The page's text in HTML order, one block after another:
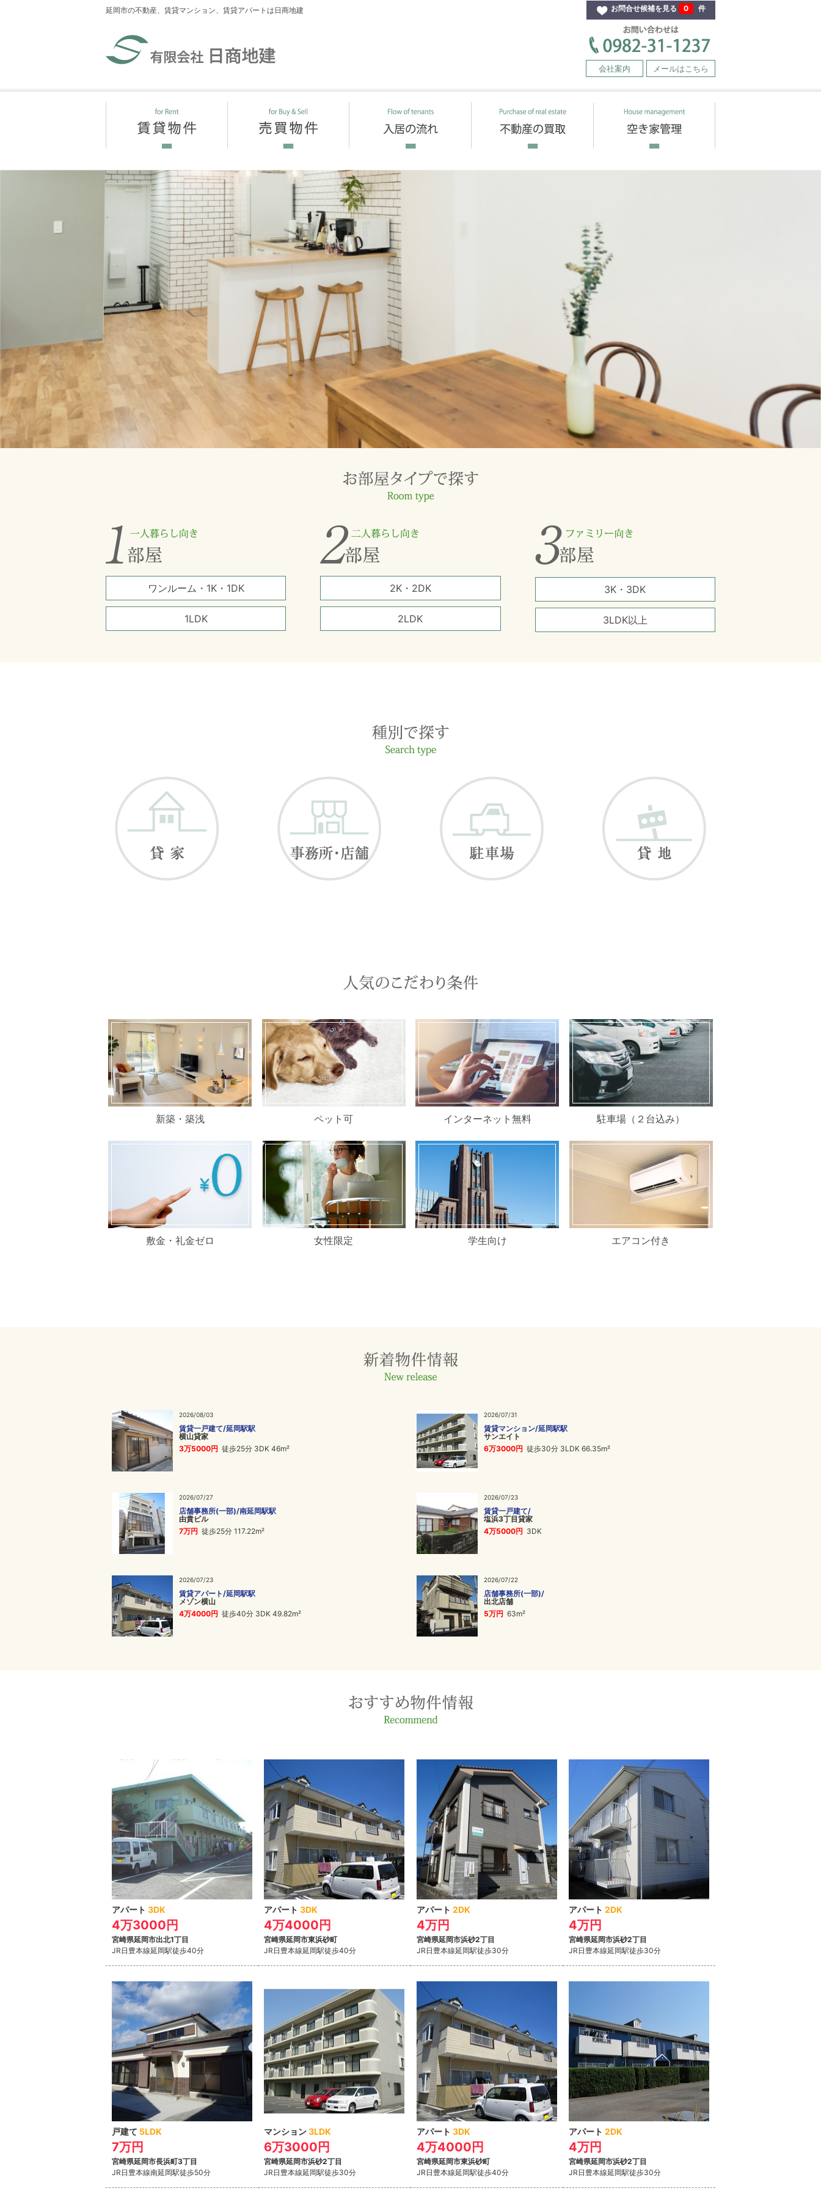
延岡市の不動産、賃貸マンション、賃貸アパートは日商地建 お問合せ候補を見る 0 件
会社案内 メールはこちら
ワンルーム・1K・1DK
1LDK
2K・2DK
2LDK
3K・3DK
3LDK以上
新築・築浅 ペット可 インターネット無料 駐車場（２台込み）
敷金・礼金ゼロ 女性限定 学生向け エアコン付き
2026/08/03
賃貸一戸建て/延岡駅駅
横山貸家
3万5000円 徒歩25分 3DK 46m²
2026/07/31
賃貸マンション/延岡駅駅
サンエイト
6万3000円 徒歩30分 3LDK 66.35m²
2026/07/27
店舗事務所(一部)/南延岡駅駅
由貴ビル
7万円 徒歩25分 117.22m²
2026/07/23
賃貸一戸建て/
塩浜3丁目貸家
4万5000円 3DK
2026/07/23
賃貸アパート/延岡駅駅
メゾン横山
4万4000円 徒歩40分 3DK 49.82m²
2026/07/22
店舗事務所(一部)/
出北店舗
5万円 63m²
アパート 3DK
4万3000円
宮崎県延岡市出北1丁目
JR日豊本線延岡駅徒歩40分
アパート 3DK
4万4000円
宮崎県延岡市東浜砂町
JR日豊本線延岡駅徒歩40分
アパート 2DK
4万円
宮崎県延岡市浜砂2丁目
JR日豊本線延岡駅徒歩30分
アパート 2DK
4万円
宮崎県延岡市浜砂2丁目
JR日豊本線延岡駅徒歩30分
戸建て 5LDK
7万円
宮崎県延岡市長浜町3丁目
JR日豊本線南延岡駅徒歩50分
マンション 3LDK
6万3000円
宮崎県延岡市浜砂2丁目
JR日豊本線延岡駅徒歩30分
アパート 3DK
4万4000円
宮崎県延岡市東浜砂町
JR日豊本線延岡駅徒歩40分
アパート 2DK
4万円
宮崎県延岡市浜砂2丁目
JR日豊本線延岡駅徒歩30分